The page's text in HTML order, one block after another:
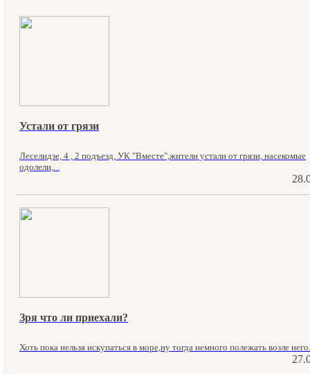
Устали от грязи
Леселидзе, 4 , 2 подъезд, УК "Вместе",жители устали от грязи, насекомые
одолели,...
Зря что ли приехали?
Хоть пока нельзя искупаться в море,ну тогда немного полежать возле